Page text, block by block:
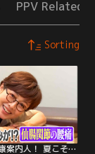
PPV Related
Sorting
有働由美子の健康案内人！ 夏こそ注意！座りっぱなしで腰痛に！？